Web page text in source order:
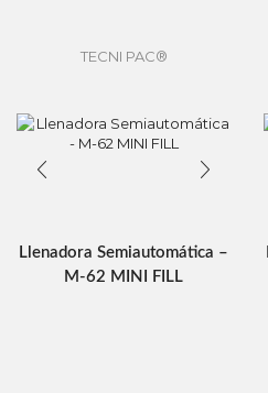
TECNI PAC®
Llenadora Semiautomática –
M-62 MINI FILL